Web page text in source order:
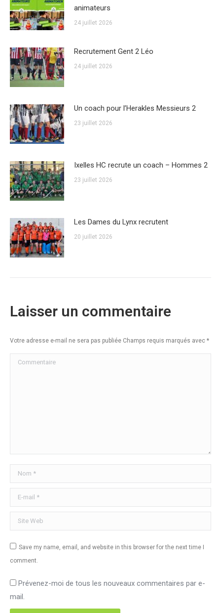
animateurs
24 juillet 2026
Recrutement Gent 2 Léo
24 juillet 2026
Un coach pour l’Herakles Messieurs 2
23 juillet 2026
Ixelles HC recrute un coach – Hommes 2
23 juillet 2026
Les Dames du Lynx recrutent
20 juillet 2026
Laisser un commentaire
Votre adresse e-mail ne sera pas publiée Champs requis marqués avec *
Commentaire
Nom *
E-mail *
Site Web
Save my name, email, and website in this browser for the next time I
comment.
Prévenez-moi de tous les nouveaux commentaires par e-
mail.